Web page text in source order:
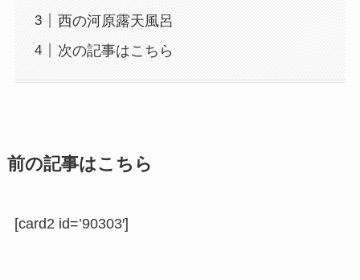
西の河原露天風呂
次の記事はこちら
前の記事はこちら
[card2 id=’90303′]